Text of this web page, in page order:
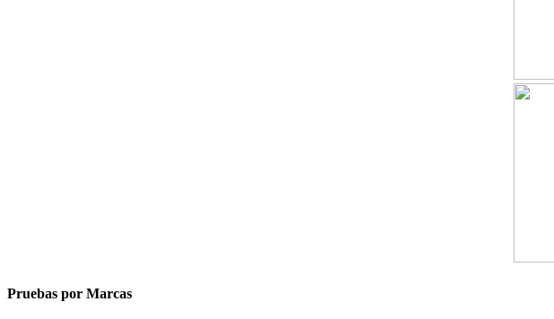
Pruebas por Marcas